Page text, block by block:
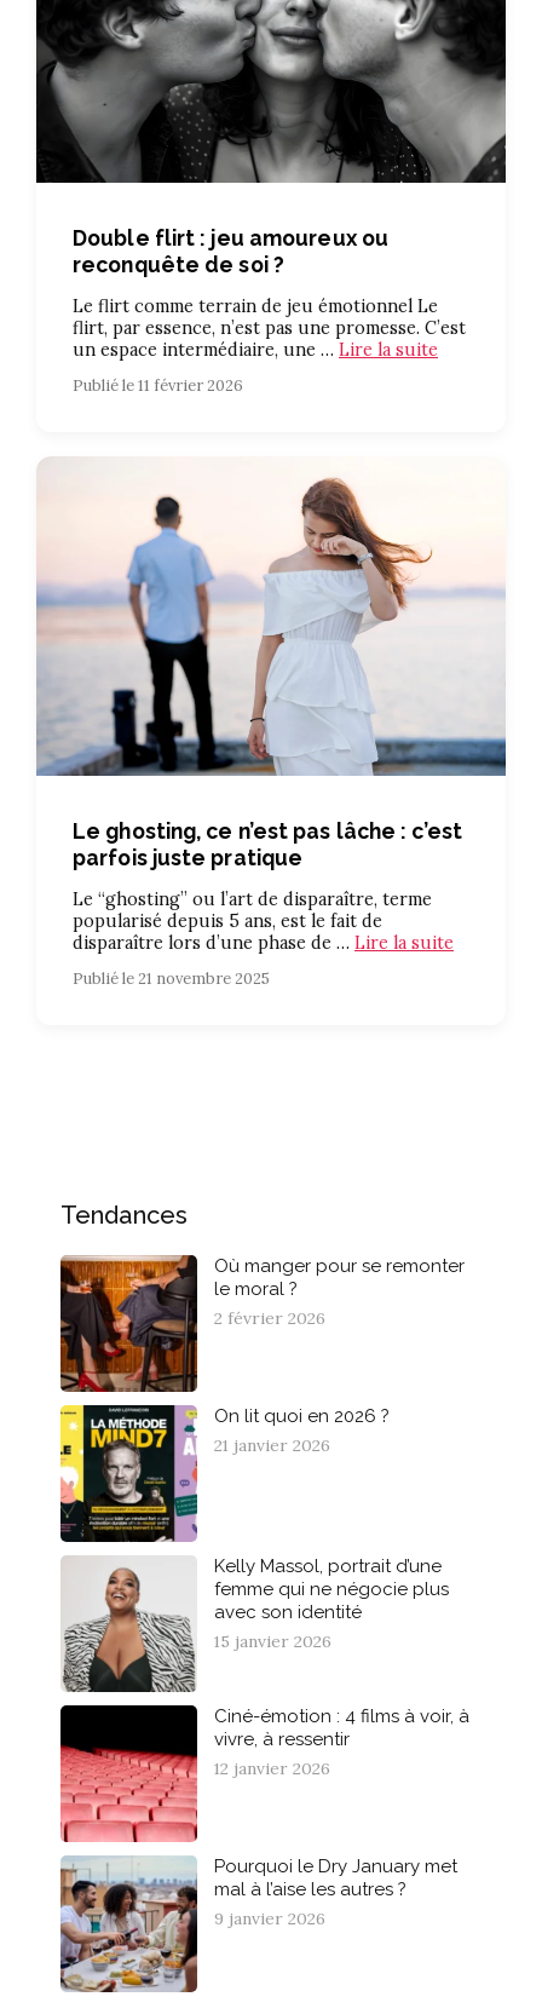
Double flirt : jeu amoureux ou
reconquête de soi ?
Le flirt comme terrain de jeu émotionnel Le
flirt, par essence, n’est pas une promesse. C’est
un espace intermédiaire, une … Lire la suite
Publié le 11 février 2026
Le ghosting, ce n’est pas lâche : c’est
parfois juste pratique
Le “ghosting” ou l’art de disparaître, terme
popularisé depuis 5 ans, est le fait de
disparaître lors d’une phase de … Lire la suite
Publié le 21 novembre 2025
Tendances
Où manger pour se remonter
le moral ?
2 février 2026
On lit quoi en 2026 ?
21 janvier 2026
Kelly Massol, portrait d’une
femme qui ne négocie plus
avec son identité
15 janvier 2026
Ciné-émotion : 4 films à voir, à
vivre, à ressentir
12 janvier 2026
Pourquoi le Dry January met
mal à l’aise les autres ?
9 janvier 2026